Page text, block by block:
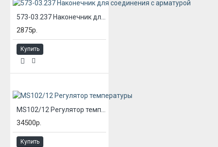
2875р.
Купить
34500р.
Купить